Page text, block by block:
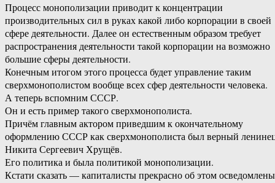
Процесс монополизации приводит к концентрации
производительных сил в руках какой либо корпорации в своей
сфере деятельности. Далее он естественным образом требует
распространения деятельности такой корпорации на возможно
большие сферы деятельности.
Конечным итогом этого процесса будет управление таким
сверхмонополистом вообще всех сфер деятельности человека.
А теперь вспомним СССР.
Он и есть пример такого сверхмонополиста.
Причём главным актором приведшим к окончательному
оформлению СССР как сверхмонополиста был верный
Никита Сергеевич Хрущёв.
Его политика и была политикой монополизации.
Кстати сказать — капиталисты прекрасно об этом осведомлены